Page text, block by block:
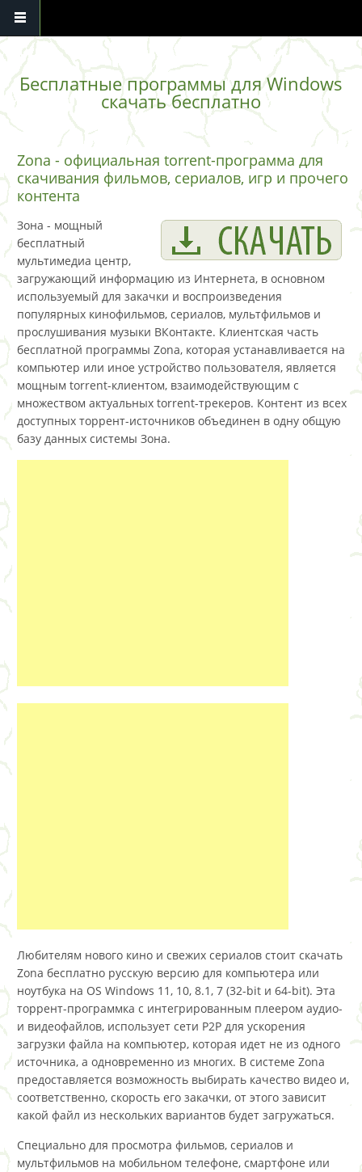
Перейти к основному содержанию
Бесплатные программы для Windows
скачать бесплатно
Zona - официальная torrent-программа для
скачивания фильмов, сериалов, игр и прочего
контента
Зона - мощный
бесплатный
мультимедиа центр,
загружающий информацию из Интернета, в основном
используемый для закачки и воспроизведения
популярных кинофильмов, сериалов, мультфильмов и
прослушивания музыки ВКонтакте. Клиентская часть
бесплатной программы Zona, которая устанавливается на
компьютер или иное устройство пользователя, является
мощным torrent-клиентом, взаимодействующим с
множеством актуальных torrent-трекеров. Контент из всех
доступных торрент-источников объединен в одну общую
базу данных системы Зона.
Любителям нового кино и свежих сериалов стоит скачать
Zona бесплатно русскую версию для компьютера или
ноутбука на OS Windows 11, 10, 8.1, 7 (32-bit и 64-bit). Эта
торрент-программка с интегрированным плеером аудио-
и видеофайлов, использует сети P2P для ускорения
загрузки файла на компьютер, которая идет не из одного
источника, а одновременно из многих. В системе Zona
предоставляется возможность выбирать качество видео и,
соответственно, скорость его закачки, от этого зависит
какой файл из нескольких вариантов будет загружаться.
Специально для просмотра фильмов, сериалов и
мультфильмов на мобильном телефоне, смартфоне или